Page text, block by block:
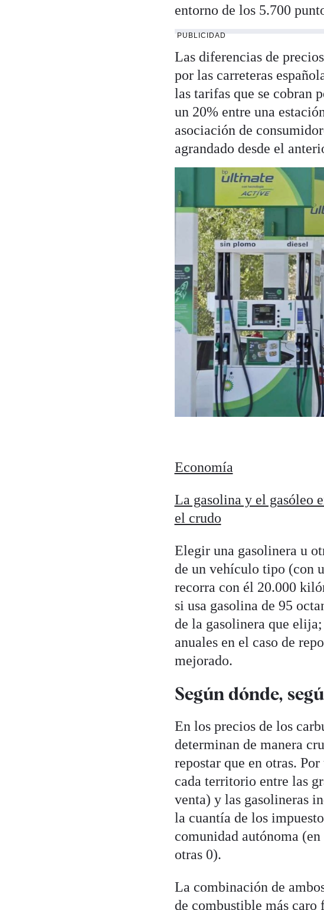
entorno de los 5.700
PUBLICIDAD
Las diferencias de
por las carreteras
las tarifas que se cobran
un 20% entre una
asociación de
agrandado desde el
Economía
La gasolina y el gasóleo
el crudo
Elegir una gasolinera u
de un vehículo tipo (con
recorra con él 20.000
si usa gasolina de 95
de la gasolinera que
anuales en el caso de
mejorado.
Según dónde,
En los precios de los
determinan de manera
repostar que en otras.
cada territorio entre las
venta) y las gasolineras
la cuantía de los
comunidad autónoma
otras 0).
La combinación de
de combustible más caro